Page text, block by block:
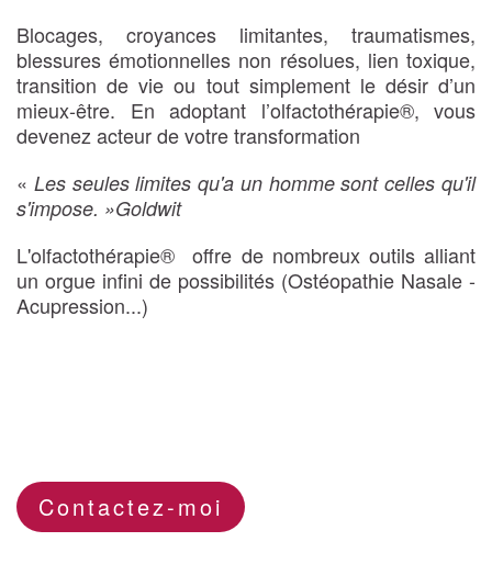
Blocages, croyances limitantes, traumatismes,
blessures émotionnelles non résolues, lien toxique,
transition de vie ou tout simplement le désir d’un
mieux-être. En adoptant l’olfactothérapie®, vous
devenez acteur de votre transformation
« Les seules limites qu'a un homme sont celles qu'il
s'impose. »Goldwit
L'olfactothérapie® offre de nombreux outils alliant
un orgue infini de possibilités (Ostéopathie Nasale -
Acupression...)
Contactez-moi